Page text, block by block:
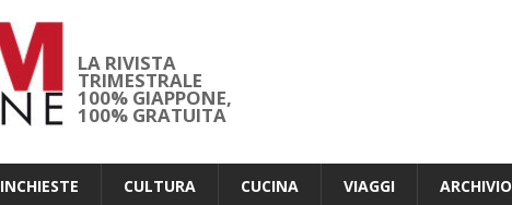
LA RIVISTA
TRIMESTRALE
100% GIAPPONE,
100% GRATUITA
INCHIESTE CULTURA CUCINA VIAGGI
ARCHIVIO